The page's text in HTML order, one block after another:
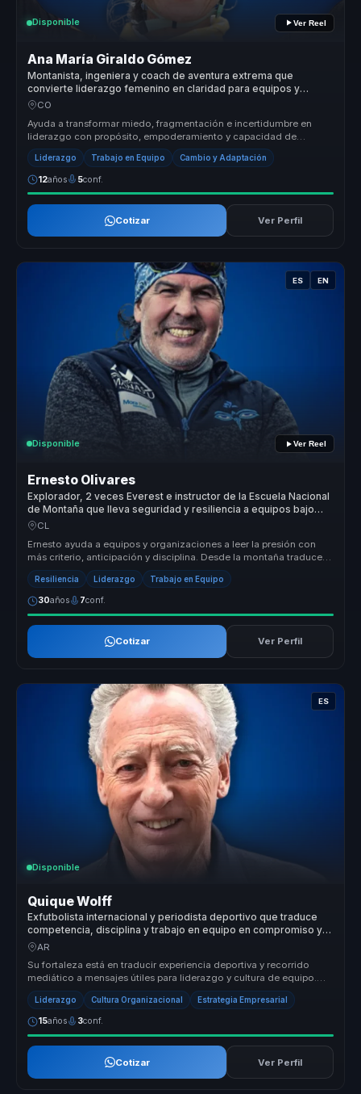
Disponible Ver Reel
Ana María Giraldo Gómez
Montanista, ingeniera y coach de aventura extrema que
convierte liderazgo femenino en claridad para equipos y
mujeres lideres.
CO
Ayuda a transformar miedo, fragmentación e incertidumbre en
liderazgo con propósito, empoderamiento y capacidad de
avanzar paso a paso ha...
Liderazgo Trabajo en Equipo Cambio y Adaptación
12años 5conf.
Cotizar Ver Perfil
ES EN
Disponible Ver Reel
Ernesto Olivares
Explorador, 2 veces Everest e instructor de la Escuela Nacional
de Montaña que lleva seguridad y resiliencia a equipos bajo
presión.
CL
Ernesto ayuda a equipos y organizaciones a leer la presión con
más criterio, anticipación y disciplina. Desde la montaña traduce
segurida...
Resiliencia Liderazgo Trabajo en Equipo
30años 7conf.
Cotizar Ver Perfil
ES
Disponible
Quique Wolff
Exfutbolista internacional y periodista deportivo que traduce
competencia, disciplina y trabajo en equipo en compromiso y
cultura ganadora para empresas.
AR
Su fortaleza está en traducir experiencia deportiva y recorrido
mediático a mensajes útiles para liderazgo y cultura de equipo.
Conecta d...
Liderazgo Cultura Organizacional Estrategia Empresarial
15años 3conf.
Cotizar Ver Perfil